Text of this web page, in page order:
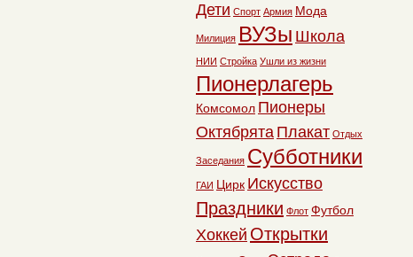
Дети Спорт Армия Мода
Милиция ВУЗы Школа
НИИ Стройка Ушли из жизни
Пионерлагерь
Комсомол Пионеры
Октябрята Плакат Отдых
Заседания Субботники
ГАИ Цирк Искусство
Праздники Флот Футбол
Хоккей Открытки